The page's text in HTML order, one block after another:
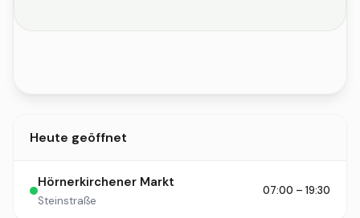
Heute geöffnet
Hörnerkirchener Markt
Steinstraße
07:00 – 19:30